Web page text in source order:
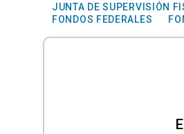
JUNTA DE SUPERVISIÓN
FONDOS FEDERALES